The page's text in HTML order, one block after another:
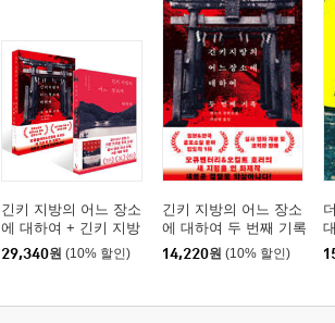
긴키 지방의 어느 장소
에 대하여 + 긴키 지방
의 어느 장소에 대하여
두 번째 기록 세트
29,340원 (10% 할인)
긴키 지방의 어느 장소
에 대하여 두 번째 기록
14,220원 (10% 할인)